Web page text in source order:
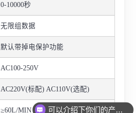
0-10000秒
无限组数据
默认带掉电保护功能
AC100-250V
AC220V(标配) AC110V(选配)
≥60L/MIN